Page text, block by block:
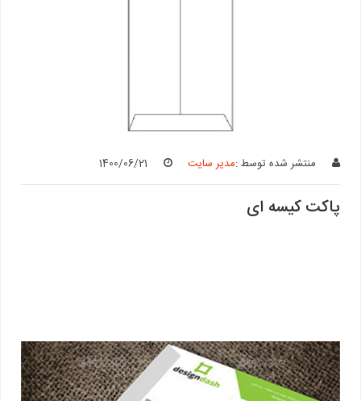
منتشر شده توسط :مدیر سایت 1400/06/21
پاکت کیسه ای